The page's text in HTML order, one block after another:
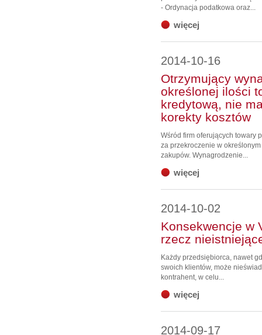
- Ordynacja podatkowa oraz...
więcej
2014-10-16
Otrzymujący
określonej ilości
kredytową, nie
korekty kosztów
Wśród firm oferujących towary
za przekroczenie w
zakupów. Wynagrodzenie...
więcej
2014-10-02
Konsekwencje w
rzecz
Każdy przedsiębiorca, nawet
swoich klientów, może
kontrahent, w celu...
więcej
2014-09-17